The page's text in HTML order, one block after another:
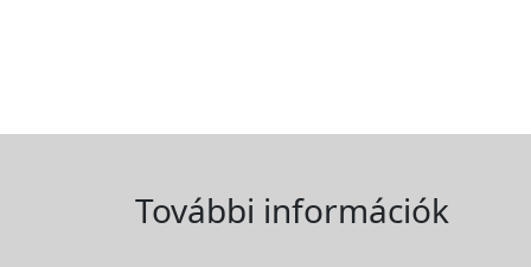
További információk